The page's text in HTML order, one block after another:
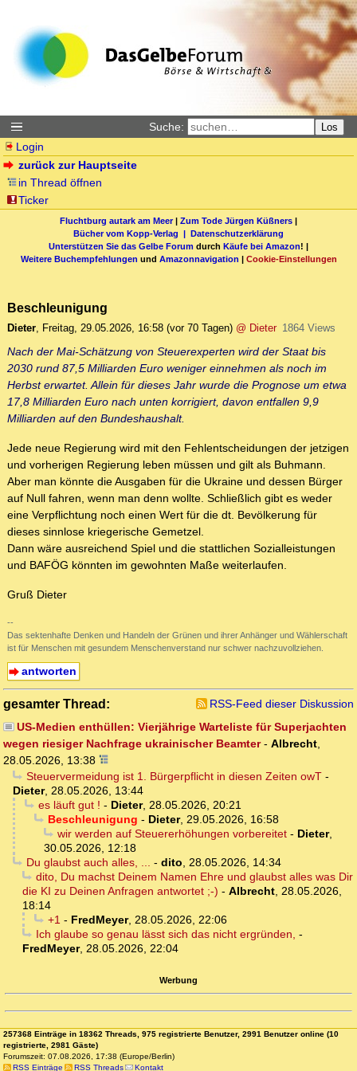
Suche: Los
Login
zurück zur Hauptseite
in Thread öffnen
Ticker
Fluchtburg autark am Meer| Zum Tode Jürgen Küßners |
Bücher vom Kopp-Verlag | Datenschutzerklärung
Unterstützen Sie das Gelbe Forum durch Käufe bei Amazon! |
Weitere Buchempfehlungen und Amazonnavigation | Cookie-Einstellungen
Beschleunigung
Dieter, Freitag, 29.05.2026, 16:58 (vor 70 Tagen) @ Dieter 1864 Views
Nach der Mai-Schätzung von Steuerexperten wird der Staat bis
2030 rund 87,5 Milliarden Euro weniger einnehmen als noch im
Herbst erwartet. Allein für dieses Jahr wurde die Prognose um etwa
17,8 Milliarden Euro nach unten korrigiert, davon entfallen 9,9
Milliarden auf den Bundeshaushalt.
Jede neue Regierung wird mit den Fehlentscheidungen der jetzigen
und vorherigen Regierung leben müssen und gilt als Buhmann.
Aber man könnte die Ausgaben für die Ukraine und dessen Bürger
auf Null fahren, wenn man denn wollte. Schließlich gibt es weder
eine Verpflichtung noch einen Wert für die dt. Bevölkerung für
dieses sinnlose kriegerische Gemetzel.
Dann wäre ausreichend Spiel und die stattlichen Sozialleistungen
und BAFÖG könnten im gewohnten Maße weiterlaufen.
Gruß Dieter
--
Das sektenhafte Denken und Handeln der Grünen und ihrer Anhänger und Wählerschaft
ist für Menschen mit gesundem Menschenverstand nur schwer nachzuvollziehen.
antworten
gesamter Thread:
RSS-Feed dieser Diskussion
US-Medien enthüllen: Vierjährige Warteliste für Superjachten
wegen riesiger Nachfrage ukrainischer Beamter- Albrecht,
28.05.2026, 13:38
Steuervermeidung ist 1. Bürgerpflicht in diesen Zeiten owT-
Dieter, 28.05.2026, 13:44
es läuft gut ! - Dieter, 28.05.2026, 20:21
Beschleunigung - Dieter, 29.05.2026, 16:58
wir werden auf Steuererhöhungen vorbereitet- Dieter,
30.05.2026, 12:18
Du glaubst auch alles, ... - dito, 28.05.2026, 14:34
dito, Du machst Deinem Namen Ehre und glaubst alles was Dir
die KI zu Deinen Anfragen antwortet ;-) - Albrecht, 28.05.2026,
18:14
+1- FredMeyer, 28.05.2026, 22:06
Ich glaube so genau lässt sich das nicht ergründen, -
FredMeyer, 28.05.2026, 22:04
Werbung
257368 Einträge in 18362 Threads, 975 registrierte Benutzer, 2991 Benutzer online (10
registrierte, 2981 Gäste)
Forumszeit: 07.08.2026, 17:38 (Europe/Berlin)
RSS Einträge
RSS Threads Kontakt